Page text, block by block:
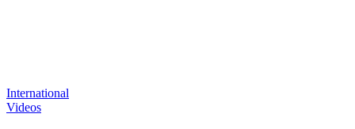
International
Videos